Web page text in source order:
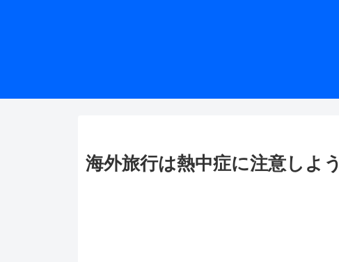
海外旅行は熱中症に注意しよう